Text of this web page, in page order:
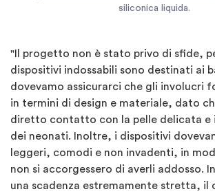
siliconica liquida.
"Il progetto non è stato privo di sfide,
dispositivi indossabili sono destinati ai
dovevamo assicurarci che gli involucri
in termini di design e materiale, dato
diretto contatto con la pelle delicata e
dei neonati. Inoltre, i dispositivi
leggeri, comodi e non invadenti, in
non si accorgessero di averli addosso.
una scadenza estremamente stretta, il